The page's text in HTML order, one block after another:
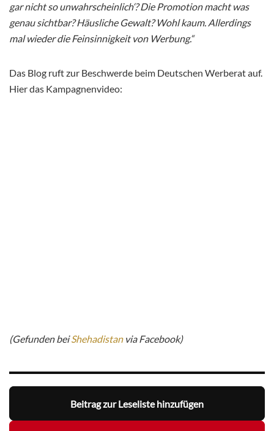
gar nicht so unwahrscheinlich‘? Die Promotion macht was
genau sichtbar? Häusliche Gewalt? Wohl kaum. Allerdings
mal wieder die Feinsinnigkeit von Werbung.“
Das Blog ruft zur Beschwerde beim Deutschen Werberat auf.
Hier das Kampagnenvideo:
(Gefunden beiShehadistan via Facebook)
Beitrag zur Leseliste hinzufügen